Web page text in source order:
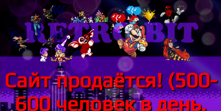
Сайт продаётся! (500-
600 человек в день.